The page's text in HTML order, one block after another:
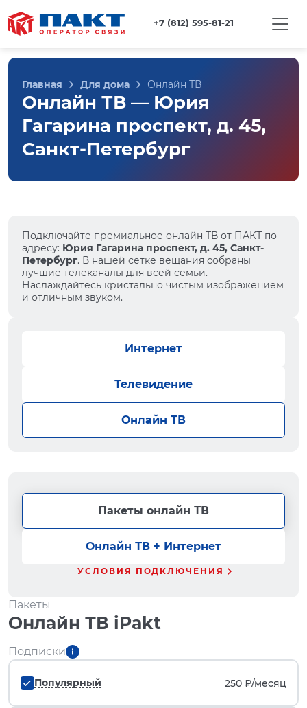
+7 (812) 595-81-21
Главная Для дома Онлайн ТВ
Онлайн ТВ — Юрия
Гагарина проспект, д. 45,
Санкт-Петербург
Подключайте премиальное онлайн ТВ от ПАКТ по
адресу: Юрия Гагарина проспект, д. 45, Санкт-
Петербург. В нашей сетке вещания собраны
лучшие телеканалы для всей семьи.
Наслаждайтесь кристально чистым изображением
и отличным звуком.
Интернет
Телевидение
Онлайн ТВ
Пакеты онлайн ТВ
Онлайн ТВ + Интернет
УСЛОВИЯ ПОДКЛЮЧЕНИЯ
Пакеты
Онлайн ТВ iPakt
Подписки
Популярный 250 ₽/месяц